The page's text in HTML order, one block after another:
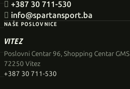
 +387 30 711-530
 info@spartansport.ba
NAŠE POSLOVNICE
VITEZ
Poslovni Centar 96, Shopping Centar GMS
72250 Vitez
+387 30 711-530